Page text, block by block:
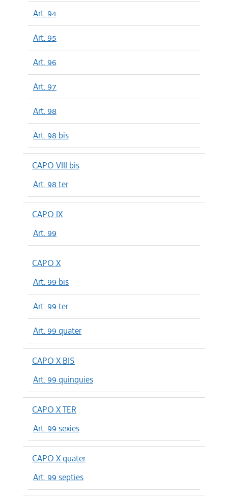
Art. 94
Art. 95
Art. 96
Art. 97
Art. 98
Art. 98 bis
CAPO VIII bis
Art. 98 ter
CAPO IX
Art. 99
CAPO X
Art. 99 bis
Art. 99 ter
Art. 99 quater
CAPO X BIS
Art. 99 quinquies
CAPO X TER
Art. 99 sexies
CAPO X quater
Art. 99 septies